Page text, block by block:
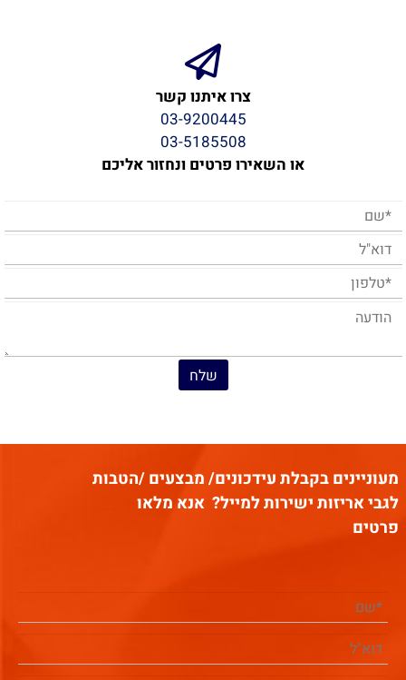
צרו איתנו קשר
03-9200445
03-5185508
או השאירו פרטים ונחזור אליכם
מעוניינים בקבלת עידכונים/ מבצעים /הטבות
לגבי אריזות ישירות למייל? אנא מלאו
פרטים